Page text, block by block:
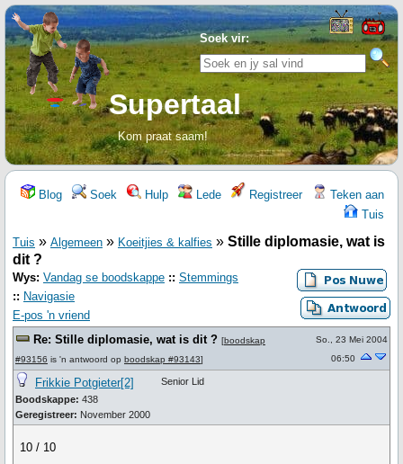
Soek vir:
Supertaal
Kom praat saam!
Blog Soek Hulp Lede Registreer
Teken aan
Tuis
Tuis » Algemeen » Koeitjies & kalfies » Stille diplomasie, wat is
dit ?
Wys: Vandag se boodskappe :: Stemmings
:: Navigasie
E-pos 'n vriend
Re: Stille diplomasie, wat is dit ? [boodskap
#93156 is 'n antwoord op boodskap #93143]
So., 23 Mei 2004
06:50
Frikkie Potgieter[2]
Boodskappe: 438
Geregistreer: November 2000
Senior Lid
10 / 10